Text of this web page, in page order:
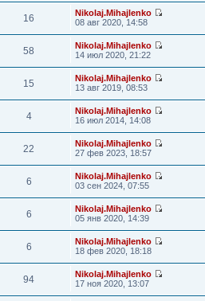
16
Nikolaj.Mihajlenko
08 авг 2020, 14:58
58
Nikolaj.Mihajlenko
14 июл 2020, 21:22
15
Nikolaj.Mihajlenko
13 авг 2019, 08:53
4
Nikolaj.Mihajlenko
16 июл 2014, 14:08
22
Nikolaj.Mihajlenko
27 фев 2023, 18:57
6
Nikolaj.Mihajlenko
03 сен 2024, 07:55
6
Nikolaj.Mihajlenko
05 янв 2020, 14:39
6
Nikolaj.Mihajlenko
18 фев 2020, 18:18
94
Nikolaj.Mihajlenko
17 ноя 2020, 13:07